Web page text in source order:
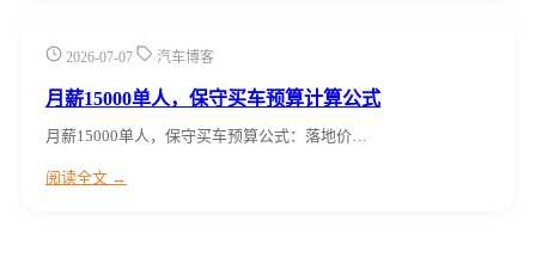
2026-07-07 汽车博客
月薪15000单人，保守买车预算计算公式
月薪15000单人，保守买车预算公式：落地价…
阅读全文 →